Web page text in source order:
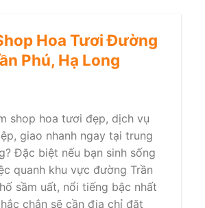
Hoa Tươi Đường
Phú, Hạ Long
shop hoa tươi đẹp, dịch vụ
giao nhanh ngay tại trung
Đặc biệt nếu bạn sinh sống
quanh khu vực đường Trần
sầm uất, nổi tiếng bậc nhất
chắn sẽ cần địa chỉ đặt